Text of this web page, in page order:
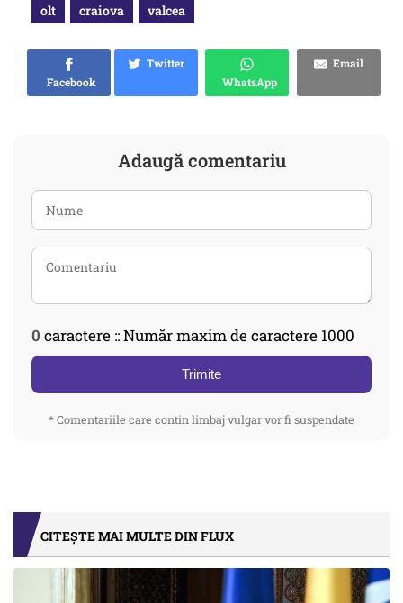
olt craiova valcea
Facebook
Twitter
WhatsApp
Email
Adaugă comentariu
0 caractere :: Număr maxim de caractere 1000
Trimite
* Comentariile care contin limbaj vulgar vor fi suspendate
CITEȘTE MAI MULTE DIN FLUX